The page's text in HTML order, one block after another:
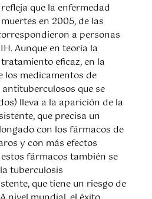
que la enfermedad
en 2005, de las
a personas
Aunque en teoría la
eficaz, en la
los medicamentos de
que se
lleva a la aparición de la
que precisa un
con los fármacos de
y con más efectos
fármacos también se
tuberculosis
que tiene un riesgo de